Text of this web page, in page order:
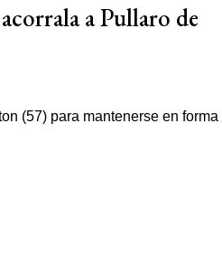
a Pullaro de